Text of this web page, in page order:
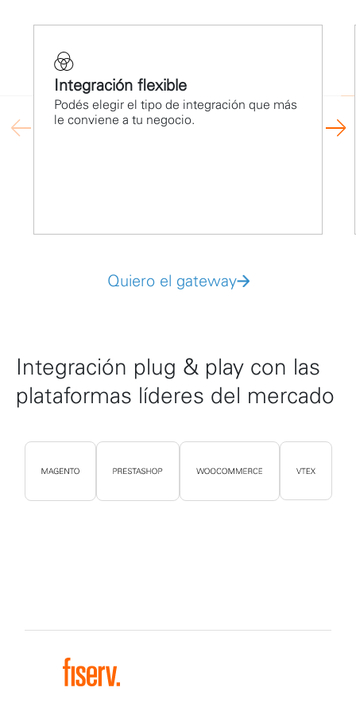
Integración flexible
Podés elegir el tipo de integración que más
le conviene a tu negocio.
Quiero el gateway
Integración plug & play con las
plataformas líderes del mercado